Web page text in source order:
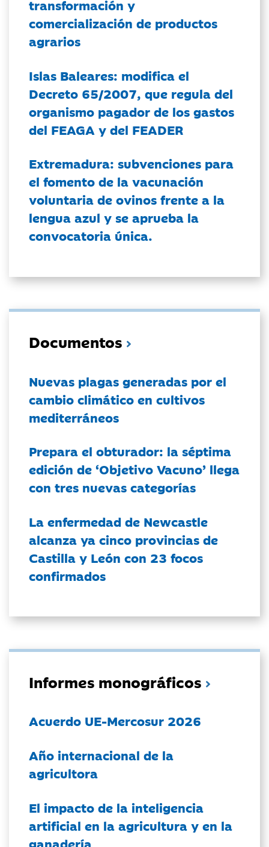
transformación y
comercialización de productos
agrarios
Islas Baleares: modifica el
Decreto 65/2007, que regula del
organismo pagador de los gastos
del FEAGA y del FEADER
Extremadura: subvenciones para
el fomento de la vacunación
voluntaria de ovinos frente a la
lengua azul y se aprueba la
convocatoria única.
Documentos
Nuevas plagas generadas por el
cambio climático en cultivos
mediterráneos
Prepara el obturador: la séptima
edición de ‘Objetivo Vacuno’ llega
con tres nuevas categorías
La enfermedad de Newcastle
alcanza ya cinco provincias de
Castilla y León con 23 focos
confirmados
Informes monográficos
Acuerdo UE-Mercosur 2026
Año internacional de la
agricultora
El impacto de la inteligencia
artificial en la agricultura y en la
ganadería